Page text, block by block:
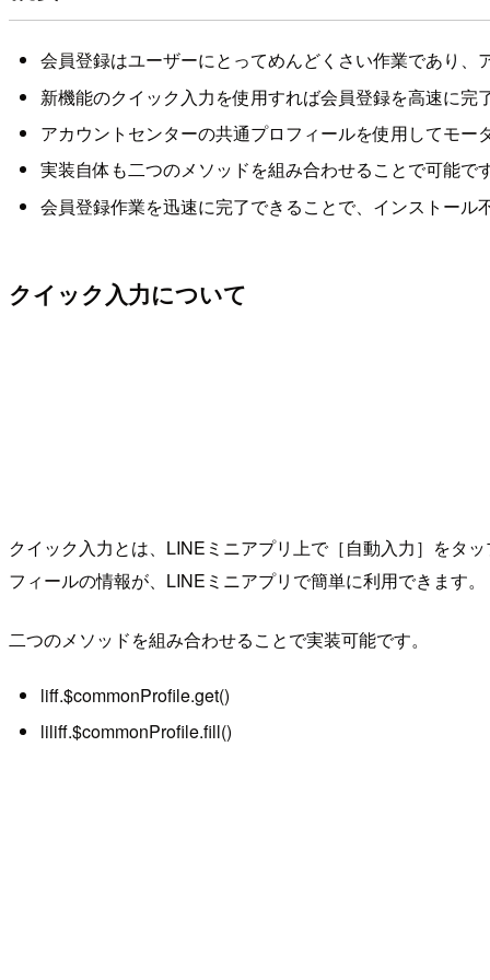
会員登録はユーザーにとってめんどくさい作業であり
新機能のクイック入力を使用すれば会員登録を高速に完
アカウントセンターの共通プロフィールを使用してモ
実装自体も二つのメソッドを組み合わせることで可能
会員登録作業を迅速に完了できることで、インストー
クイック入力について
クイック入力とは、LINEミニアプリ上で［自動入力］をタ
フィールの情報が、LINEミニアプリで簡単に利用できます。
二つのメソッドを組み合わせることで実装可能です。
liff.$commonProfile.get()
liliff.$commonProfile.fill()